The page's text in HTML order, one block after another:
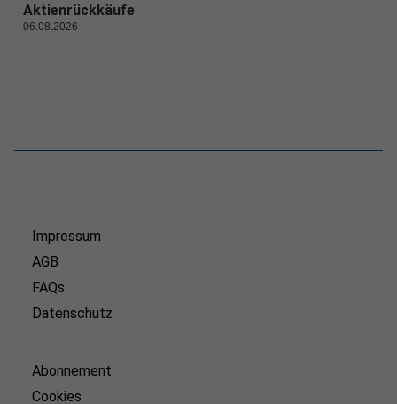
Aktienrückkäufe
06.08.2026
Impressum
AGB
FAQs
Datenschutz
Abonnement
Cookies